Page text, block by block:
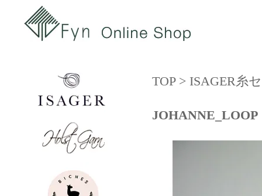
TOP> ISAGER糸
JOHANNE_LOOP